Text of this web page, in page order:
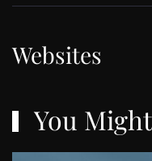
Websites
You